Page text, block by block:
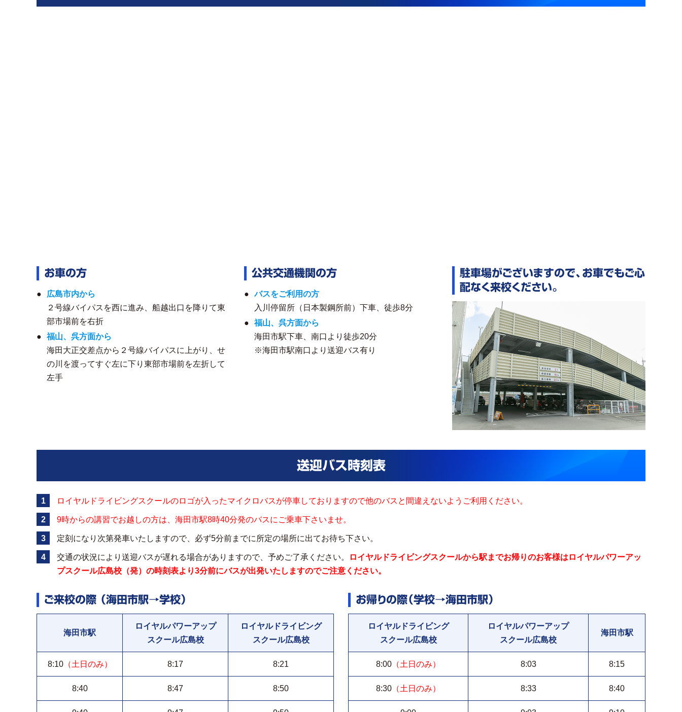
お車の方
広島市内から
２号線バイパスを西に進み、船越出口を降りて東
部市場前を右折
福山、呉方面から
海田大正交差点から２号線バイパスに上がり、せ
の川を渡ってすぐ左に下り東部市場前を左折して
左手
公共交通機関の方
バスをご利用の方
入川停留所（日本製鋼所前）下車、徒歩8分
福山、呉方面から
海田市駅下車、南口より徒歩20分
※海田市駅南口より送迎バス有り
駐車場がございますので、お車でもご心
配なく来校ください。
送迎バス時刻表
ロイヤルドライビングスクールのロゴが入ったマイクロバスが停車しておりますので他のバスと間違えないようご利用ください。
9時からの講習でお越しの方は、海田市駅8時40分発のバスにご乗車下さいませ。
定刻になり次第発車いたしますので、必ず5分前までに所定の場所に出てお待ち下さい。
交通の状況により送迎バスが遅れる場合がありますので、予めご了承ください。
ロイヤルドライビングスクールから駅までお帰りのお客様はロイヤルパワーアッ
プスクール広島校（発）の時刻表より3分前にバスが出発いたしますのでご注意ください。
ご来校の際 （海田市駅→学校）
海田市駅
ロイヤルパワーアップ
スクール広島校
ロイヤルドライビング
スクール広島校
8:10（土日のみ） 8:17 8:21
8:40 8:47 8:50
お帰りの際（学校→海田市駅）
ロイヤルドライビング
スクール広島校
ロイヤルパワーアップ
スクール広島校
海田市駅
8:00 （土日のみ） 8:03 8:15
8:30 （土日のみ） 8:33 8:40